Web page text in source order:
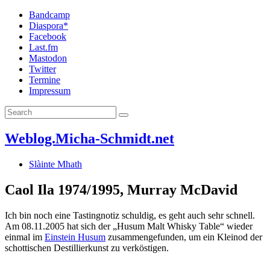
Bandcamp
Diaspora*
Facebook
Last.fm
Mastodon
Twitter
Termine
Impressum
Weblog.Micha-Schmidt.net
Slàinte Mhath
Caol Ila 1974/1995, Murray McDavid
Ich bin noch eine Tastingnotiz schuldig, es geht auch sehr schnell.
Am 08.11.2005 hat sich der „Husum Malt Whisky Table“ wieder
einmal im Einstein Husum zusammengefunden, um ein Kleinod der
schottischen Destillierkunst zu verköstigen.